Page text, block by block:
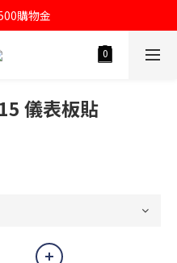
物金100
購物金
物金100
儀表板貼